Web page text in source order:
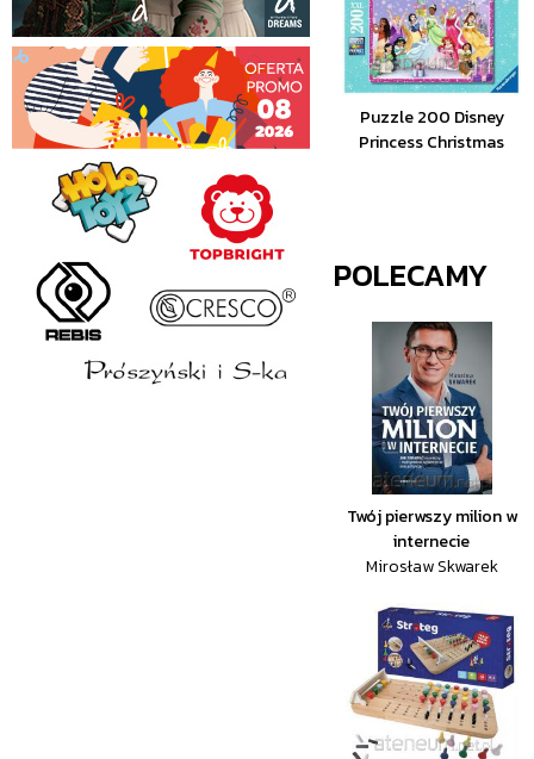
Puzzle 200 Disney
Princess Christmas
POLECAMY
Twój pierwszy milion w
internecie
Mirosław Skwarek